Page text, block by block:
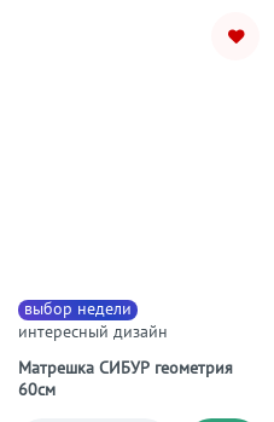
Матрешка СИБУР геометрия
60см
выбор недели
интересный дизайн